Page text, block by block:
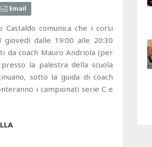
Email
comunica che i corsi
dalle 19:00 alle 20:30
da coach Mauro Andriola (per
la palestra della scuola
sotto la guida di coach
i campionati serie C e